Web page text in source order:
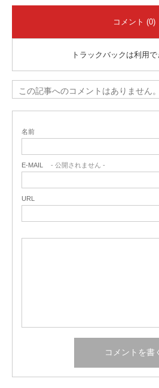
コメント (0)
トラックバックは利用で
この記事へのコメントはありません。
名前
E-MAIL - 公開されません -
URL